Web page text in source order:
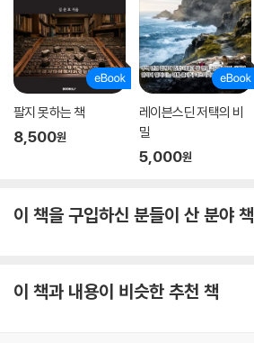
팔지 못하는 책
8,500원
레이븐스딘 저택의 비
밀
5,000원
이 책을 구입하신 분들이 산 분야 책
이 책과 내용이 비슷한 추천 책